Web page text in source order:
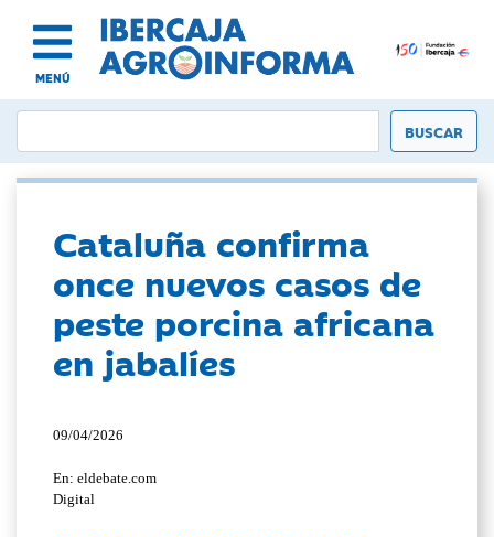
MENÚ
Cataluña confirma
once nuevos casos de
peste porcina africana
en jabalíes
09/04/2026
En: eldebate.com
Digital